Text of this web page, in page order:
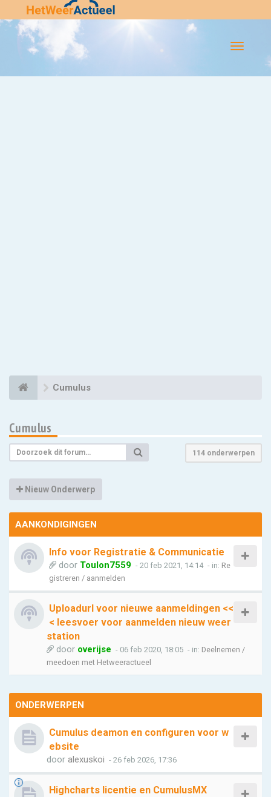
Flip-
Cumulus
Cumulus
114 onderwerpen
Nieuw Onderwerp
AANKONDIGINGEN
Info voor Registratie & Communicatie
door Toulon7559 - 20 feb 2021, 14:14 - in: Re
gistreren / aanmelden
Uploadurl voor nieuwe aanmeldingen <<
< leesvoer voor aanmelden nieuw weer
station
door overijse - 06 feb 2020, 18:05 - in: Deelnemen /
meedoen met Hetweeractueel
ONDERWERPEN
Cumulus deamon en configuren voor w
ebsite
door alexuskoi - 26 feb 2026, 17:36
Highcharts licentie en CumulusMX